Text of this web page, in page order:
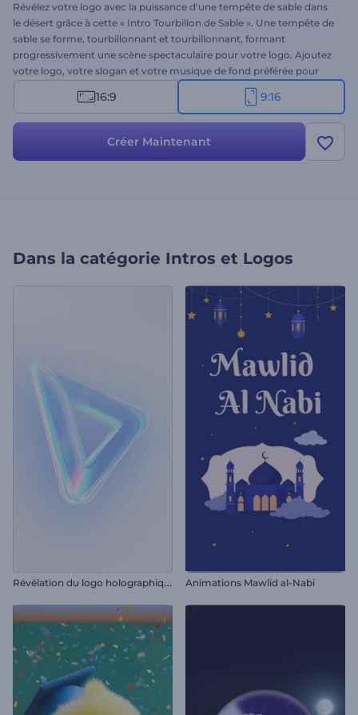
Révélez votre logo avec la puissance d'une tempête de sable dans
le désert grâce à cette « Intro Tourbillon de Sable ». Une tempête de
sable se forme, tourbillonnant et tourbillonnant, formant
progressivement une scène spectaculaire pour votre logo. Ajoutez
votre logo, votre slogan et votre musique de fond préférée pour
créer une présentation de logo unique et percutante. Idéal pour les
présentations cinématographiques, les bandes-annonces, les
encore. Créez dès maintenant et faites de votre logo le centre de
16:9 9:16
Créer Maintenant
Dans la catégorie Intros et Logos
R
évélation du logo holographique Animations Mawlid al-Nabi